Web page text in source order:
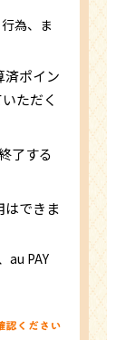
為、ま
済ポイン
ただく
了する
はできま
au PAY